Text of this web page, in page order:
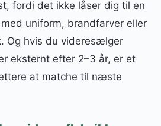
fordi det ikke låser dig til en
uniform, brandfarver eller
Og hvis du videresælger
eksternt efter 2–3 år, er et
at matche til næste